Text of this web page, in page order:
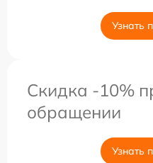
Узнать
Скидка -10%
обращении
Узнать